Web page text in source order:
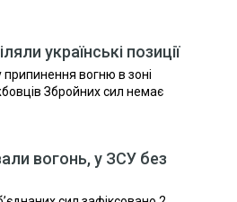
українські позиції
вогню в зоні
Збройних сил немає
вогонь, у ЗСУ без